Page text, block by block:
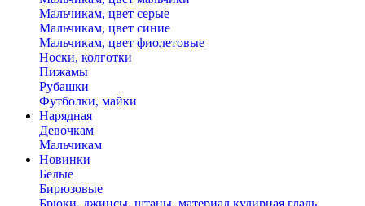
Мальчикам, цвет серые
Мальчикам, цвет синие
Мальчикам, цвет фиолетовые
Носки, колготки
Пижамы
Рубашки
Футболки, майки
Нарядная
Девочкам
Мальчикам
Новинки
Белые
Бирюзовые
Брюки, джинсы, штаны, материал кулирная гладь